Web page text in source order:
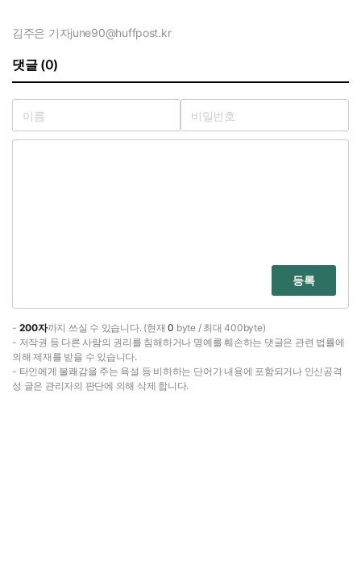
김주은 기자june90@huffpost.kr
댓글 (0)
등록
- 200자까지 쓰실 수 있습니다. (현재0 byte / 최대 400byte)
- 저작권 등 다른 사람의 권리를 침해하거나 명예를 훼손하는 댓글은 관련 법률에
의해 제재를 받을 수 있습니다.
- 타인에게 불쾌감을 주는 욕설 등 비하하는 단어가 내용에 포함되거나 인신공격
성 글은 관리자의 판단에 의해 삭제 합니다.